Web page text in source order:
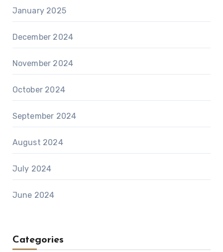
January 2025
December 2024
November 2024
October 2024
September 2024
August 2024
July 2024
June 2024
Categories